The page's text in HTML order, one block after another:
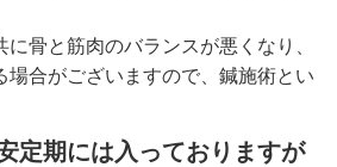
骨と筋肉のバランスが悪くなり、
場合がございますので、鍼施術とい
定期には入っておりますが